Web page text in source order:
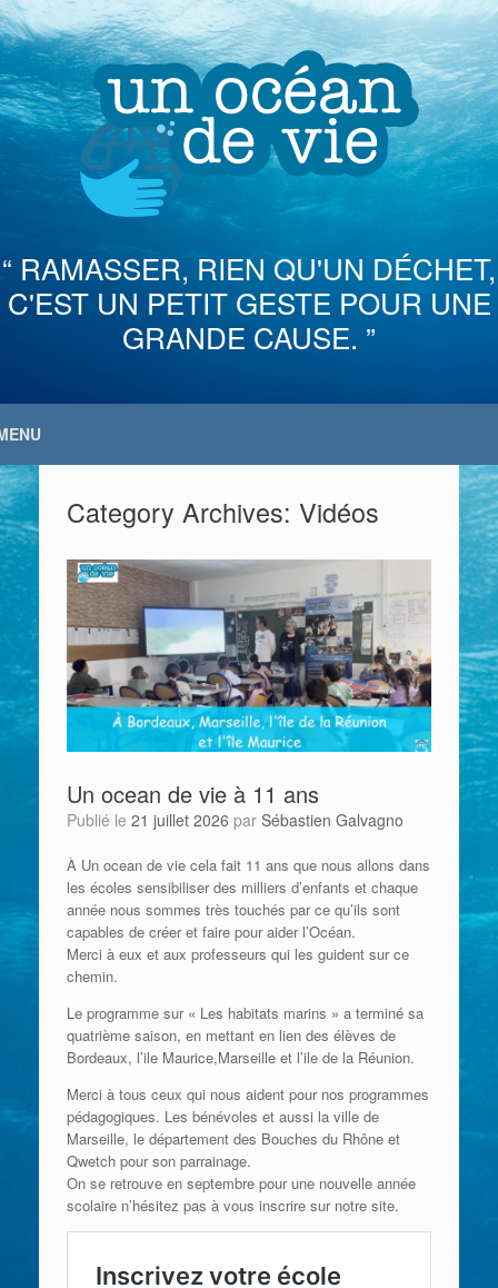
Skip
to
content
“ RAMASSER, RIEN QU'UN DÉCHET,
C'EST UN PETIT GESTE POUR UNE
GRANDE CAUSE. ”
Category Archives: Vidéos
Un ocean de vie à 11 ans
Publié le 21 juillet 2026 par Sébastien Galvagno
À Un ocean de vie cela fait 11 ans que nous allons dans
les écoles sensibiliser des milliers d’enfants et chaque
année nous sommes très touchés par ce qu’ils sont
capables de créer et faire pour aider l’Océan.
Merci à eux et aux professeurs qui les guident sur ce
chemin.
Le programme sur « Les habitats marins » a terminé sa
quatrième saison, en mettant en lien des élèves de
Bordeaux, l’ile Maurice,Marseille et l’ile de la Réunion.
Merci à tous ceux qui nous aident pour nos programmes
pédagogiques. Les bénévoles et aussi la ville de
Marseille, le département des Bouches du Rhône et
Qwetch pour son parrainage.
On se retrouve en septembre pour une nouvelle année
scolaire n’hésitez pas à vous inscrire sur notre site.